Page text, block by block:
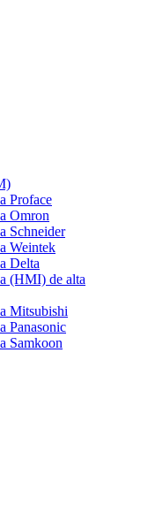
Proface
Omron
Schneider
Weintek
Delta
(HMI) de alta
Mitsubishi
Panasonic
Samkoon